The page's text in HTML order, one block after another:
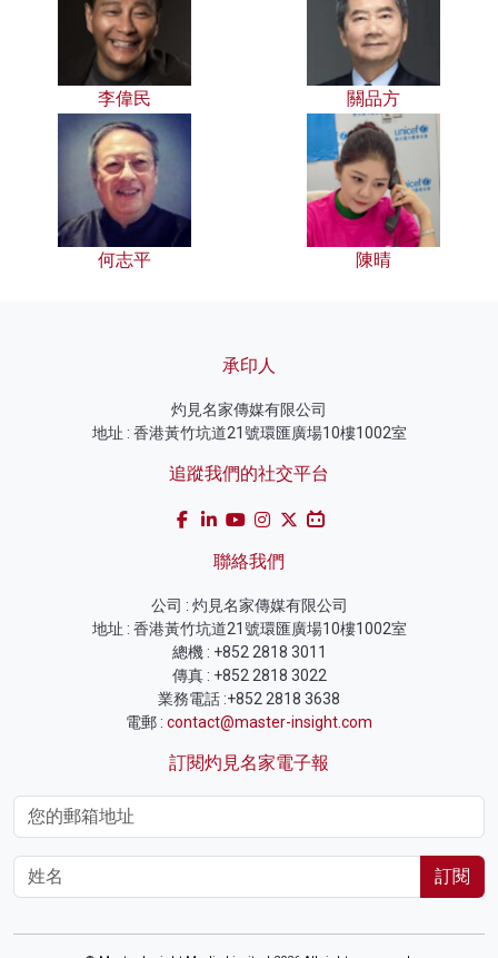
李偉民 關品方
何志平 陳晴
承印人
灼見名家傳媒有限公司
地址 : 香港黃竹坑道21號環匯廣場10樓1002室
追蹤我們的社交平台
聯絡我們
公司 : 灼見名家傳媒有限公司
地址 : 香港黃竹坑道21號環匯廣場10樓1002室
總機 : +852 2818 3011
傳真 : +852 2818 3022
業務電話 :+852 2818 3638
電郵 : contact@master-insight.com
訂閱灼見名家電子報
訂閱